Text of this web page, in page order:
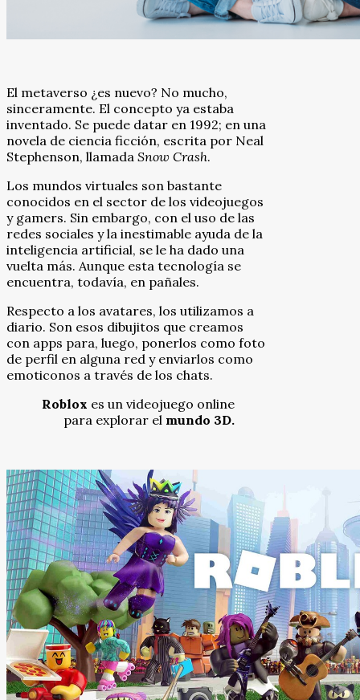
El metaverso ¿es nuevo? No mucho,
sinceramente. El concepto ya estaba
inventado. Se puede datar en 1992; en una
novela de ciencia ficción, escrita por Neal
Stephenson, llamada Snow Crash.
Los mundos virtuales son bastante
conocidos en el sector de los videojuegos
y gamers. Sin embargo, con el uso de las
redes sociales y la inestimable ayuda de la
inteligencia artificial, se le ha dado una
vuelta más. Aunque esta tecnología se
encuentra, todavía, en pañales.
Respecto a los avatares, los utilizamos a
diario. Son esos dibujitos que creamos
con apps para, luego, ponerlos como foto
de perfil en alguna red y enviarlos como
emoticonos a través de los chats.
Roblox es un videojuego online
para explorar el mundo 3D.